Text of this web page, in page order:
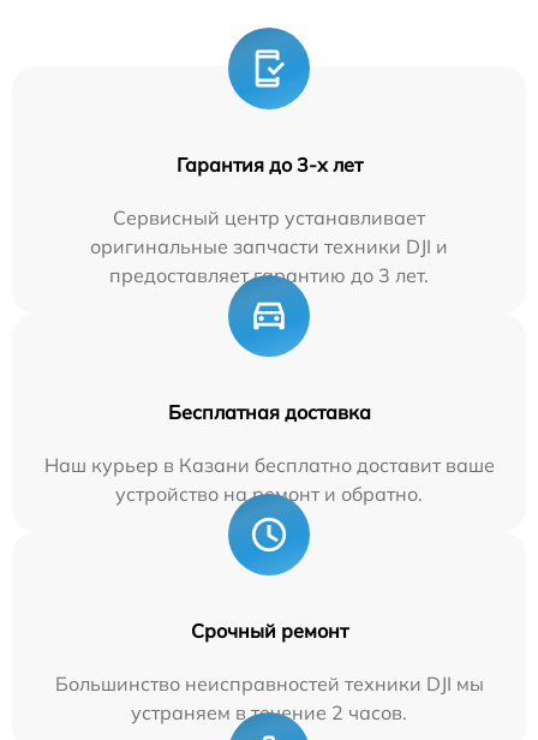
Гарантия до 3-х лет
Сервисный центр устанавливает
оригинальные запчасти техники DJI и
предоставляет гарантию до 3 лет.
Бесплатная доставка
Наш курьер в Казани бесплатно доставит ваше
устройство на ремонт и обратно.
Срочный ремонт
Большинство неисправностей техники DJI мы
устраняем в течение 2 часов.